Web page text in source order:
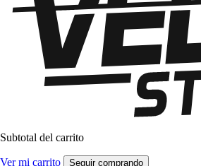
Subtotal del carrito
Ver mi carrito Seguir comprando